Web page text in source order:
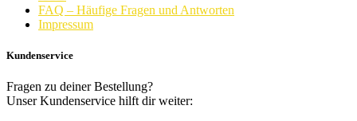
FAQ – Häufige Fragen und Antworten
Impressum
Kundenservice
Fragen zu deiner Bestellung?
Unser Kundenservice hilft dir weiter: